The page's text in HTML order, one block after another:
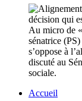
Au micro de
sénatrice
s’oppose à
discuté au
sociale.
Accueil